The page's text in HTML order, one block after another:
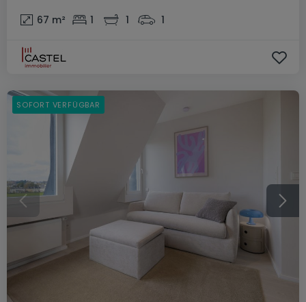
67 m² 1 1 1
SOFORT VERFÜGBAR